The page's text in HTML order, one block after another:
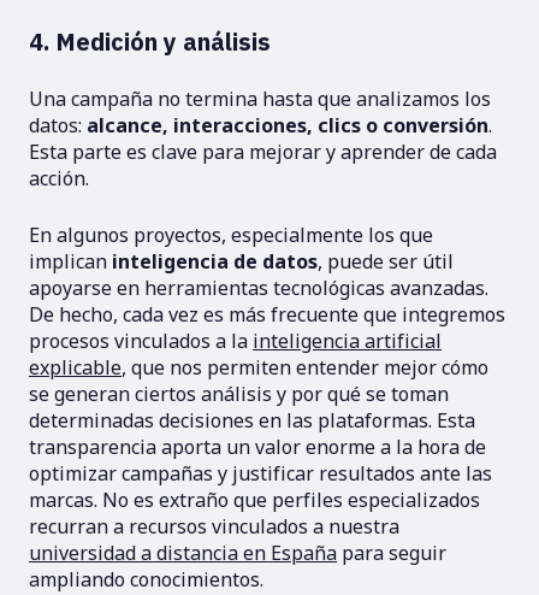
4. Medición y análisis
Una campaña no termina hasta que analizamos los
datos: alcance, interacciones, clics o conversión.
Esta parte es clave para mejorar y aprender de cada
acción.
En algunos proyectos, especialmente los que
implican inteligencia de datos, puede ser útil
apoyarse en herramientas tecnológicas avanzadas.
De hecho, cada vez es más frecuente que integremos
procesos vinculados a la inteligencia artificial
explicable, que nos permiten entender mejor cómo
se generan ciertos análisis y por qué se toman
determinadas decisiones en las plataformas. Esta
transparencia aporta un valor enorme a la hora de
optimizar campañas y justificar resultados ante las
marcas. No es extraño que perfiles especializados
recurran a recursos vinculados a nuestra
universidad a distancia en España para seguir
ampliando conocimientos.